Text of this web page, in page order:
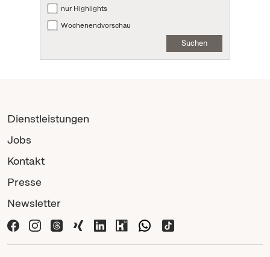
nur Highlights
Wochenendvorschau
Suchen
Dienstleistungen
Jobs
Kontakt
Presse
Newsletter